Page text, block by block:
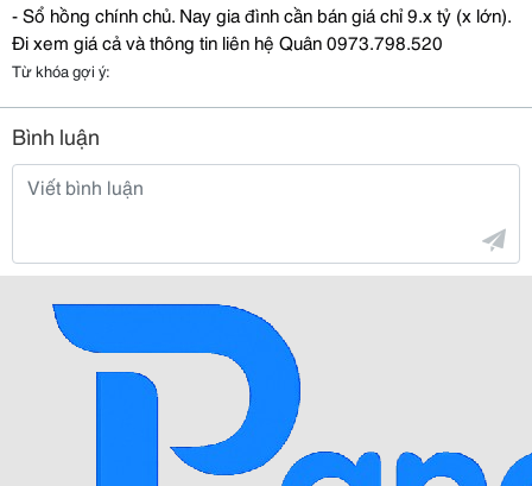
- Sổ hồng chính chủ. Nay giađình cần bán giá chỉ9.x tỷ (x lớn).
Đi xem giá cảvà thông tin liên hệ Quân 0973.798.520
Từ khóa gợi ý:
Bình luận